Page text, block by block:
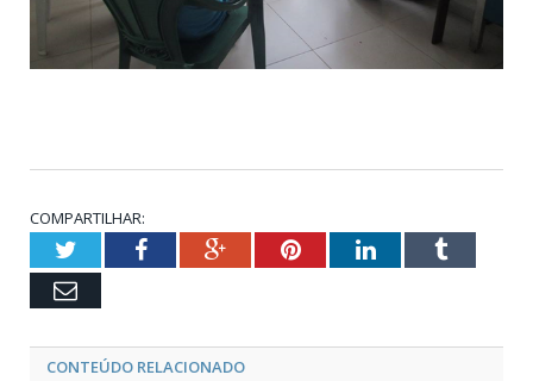
COMPARTILHAR:
TwitterFacebookGoogle+PinterestLinkedInTumblr
Email
CONTEÚDO RELACIONADO